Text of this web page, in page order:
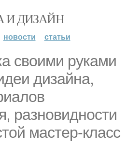
И ДИЗАЙН
новости статьи
своими руками
дизайна,
разновидности
мастер-класс